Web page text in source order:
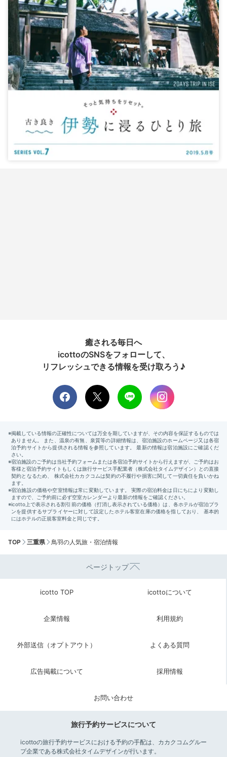
癒される毎日へ
icottoのSNSをフォローして、
リフレッシュできる情報を受け取ろう♪
TOP 三重県 鳥羽の人気旅・宿泊情報
ページトップ
icotto TOP icottoについて
企業情報 利用規約
外部送信（オプトアウト） よくある質問
広告掲載について 採用情報
お問い合わせ
旅行予約サービスについて
icottoの旅行予約サービスにおける予約の手配は、カカクコムグルー
プ企業である株式会社タイムデザインが行います。